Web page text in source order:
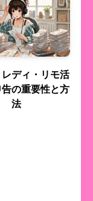
ディ・リモ活
の重要性と方
法